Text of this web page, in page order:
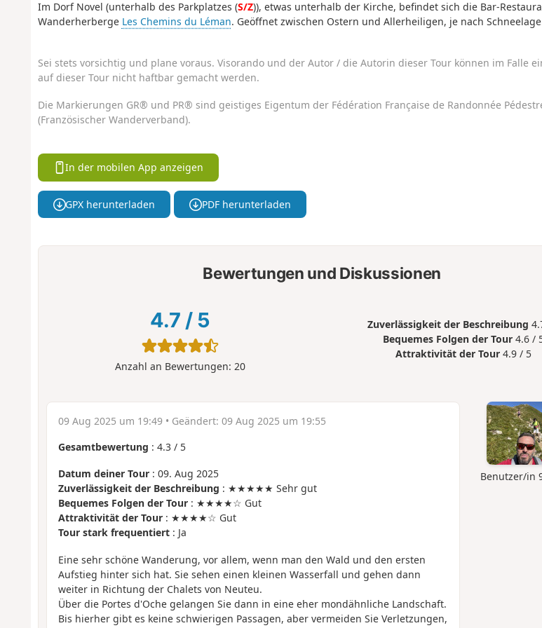
Im Dorf Novel (unterhalb des Parkplatzes (S/Z)), etwas unterhalb der Kirche, befindet sich die Bar-
Wanderherberge Les Chemins du Léman. Geöffnet zwischen Ostern und Allerheiligen, je nach
Sei stets vorsichtig und plane voraus. Visorando und der Autor / die Autorin dieser Tour können im Falle
auf dieser Tour nicht haftbar gemacht werden.
Die Markierungen GR® und PR® sind geistiges Eigentum der Fédération Française de Randonnée
(Französischer Wanderverband).
In der mobilen App anzeigen
GPX herunterladen PDF herunterladen
Bewertungen und Diskussionen
4.7 / 5
Anzahl an Bewertungen: 20
Zuverlässigkeit der Beschreibung
Bequemes Folgen der Tour 4.6 /
Attraktivität der Tour 4.9 / 5
Benutzer/in
09 Aug 2025 um 19:49• Geändert: 09 Aug 2025 um 19:55
Gesamtbewertung : 4.3/ 5
Datum deiner Tour: 09. Aug 2025
Zuverlässigkeit der Beschreibung : ★★★★★ Sehr gut
Bequemes Folgen der Tour: ★★★★☆ Gut
Attraktivität der Tour: ★★★★☆ Gut
Tour stark frequentiert: Ja
Eine sehr schöne Wanderung, vor allem, wenn man den Wald und den ersten
Aufstieg hinter sich hat. Sie sehen einen kleinen Wasserfall und gehen dann
weiter in Richtung der Chalets von Neuteu.
Über die Portes d'Oche gelangen Sie dann in eine eher mondähnliche Landschaft.
Bis hierher gibt es keine schwierigen Passagen, aber vermeiden Sie Verletzungen,